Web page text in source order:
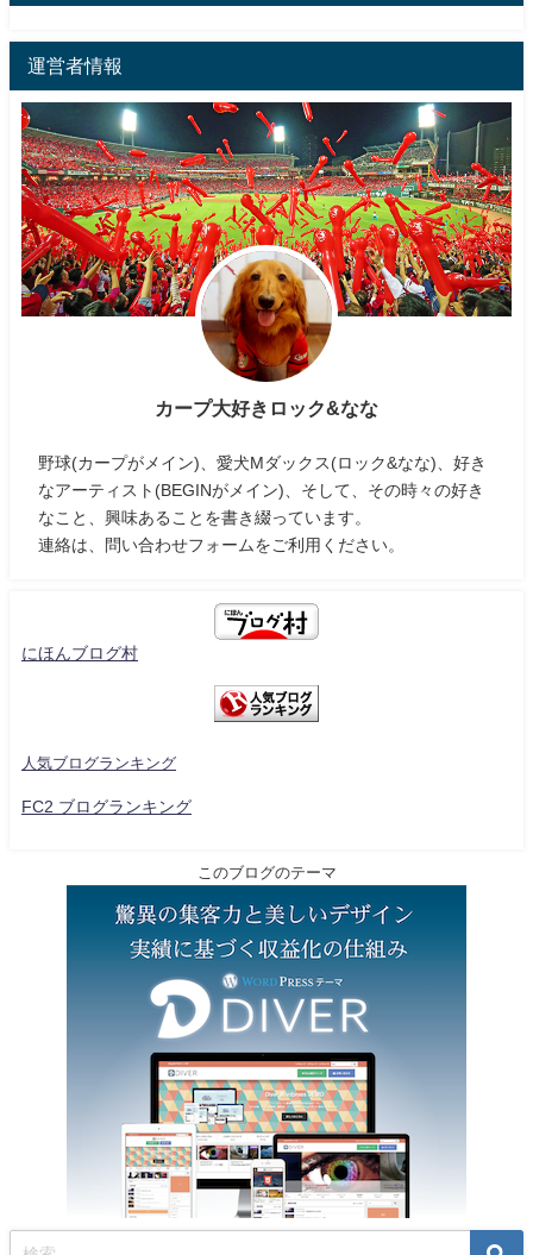
運営者情報
カープ大好きロック&なな
野球(カープがメイン)、愛犬Mダックス(ロック&なな)、好き
なアーティスト(BEGINがメイン)、そして、その時々の好き
なこと、興味あることを書き綴っています。
連絡は、問い合わせフォームをご利用ください。
にほんブログ村
人気ブログランキング
FC2 ブログランキング
このブログのテーマ